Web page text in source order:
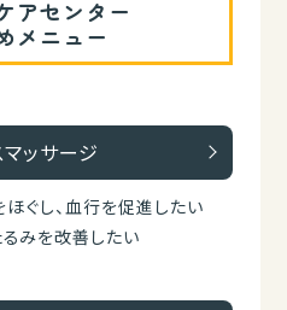
アセンター
メニュー
マッサージ
ぐし、血行を促進したい
るみを改善したい